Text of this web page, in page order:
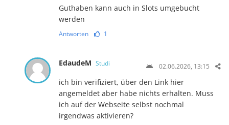
Guthaben kann auch in Slots umgebucht
werden
Antworten 1
EdaudeM Studi 02.06.2026, 13:15
ich bin verifiziert, über den Link hier
angemeldet aber habe nichts erhalten. Muss
ich auf der Webseite selbst nochmal
irgendwas aktivieren?